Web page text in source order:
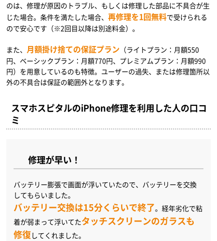
のは、修理が原因のトラブル、もしくは修理した部品に不具合が生
じた場合。条件を満たした場合、再修理を1回無料で受けられる
ので安心です（※2回目以降は別途料金）。
また、 月額掛け捨ての保証プラン （ライトプラン：月額550
円、ベーシックプラン：月額770円、プレミアムプラン：月額990
円）を用意しているのも特徴。ユーザーの過失、または修理箇所以
外の不具合は保証の範囲外となります。
スマホスピタルのiPhone修理を利用した人の口コ
ミ
修理が早い！
バッテリー膨張で画面が浮いていたので、バッテリーを交換
してもらいました。
バッテリー交換は15分くらいで終了。経年劣化で粘
着が弱まって浮いてたタッチスクリーンのガラスも
修復 してくれました。